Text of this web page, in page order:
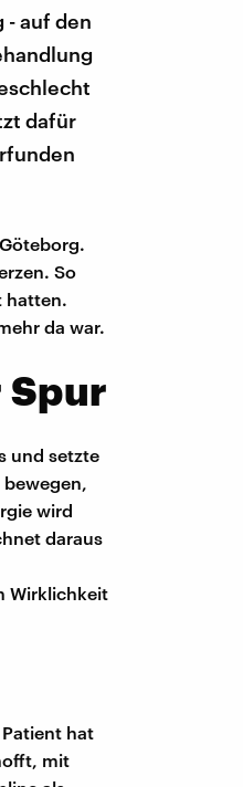
- auf den
dafür
So
hatten.
da war.
Spur
und setzte
wird
daraus
Wirklichkeit
hat
mit